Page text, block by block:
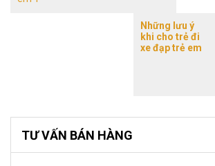
Những lưu ý
khi cho trẻ đi
xe đạp trẻ em
TƯ VẤN BÁN HÀNG